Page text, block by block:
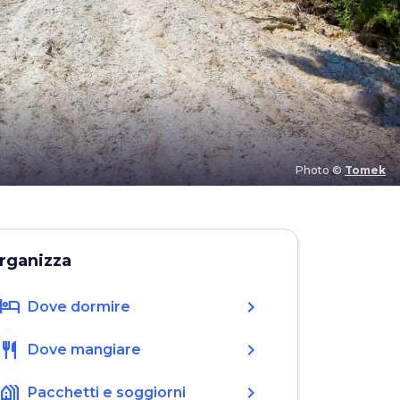
Photo © Tomek
hotel Dove dormire chevron_right
restaurant Dove mangiare chevron_right
holiday_village Pacchetti e soggiorni chevron_right